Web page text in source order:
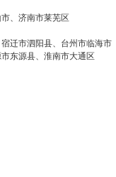
、济南市莱芜区
迁市泗阳县、台州市临海市
东源县、淮南市大通区
后统一
调金华全国人
自定义